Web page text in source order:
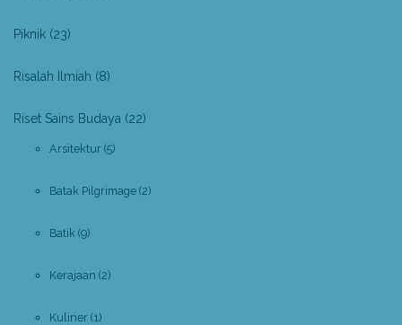
Piknik (23)
Risalah Ilmiah (8)
Riset Sains Budaya (22)
Arsitektur (5)
Batak Pilgrimage (2)
Batik (9)
Kerajaan (2)
Kuliner (1)